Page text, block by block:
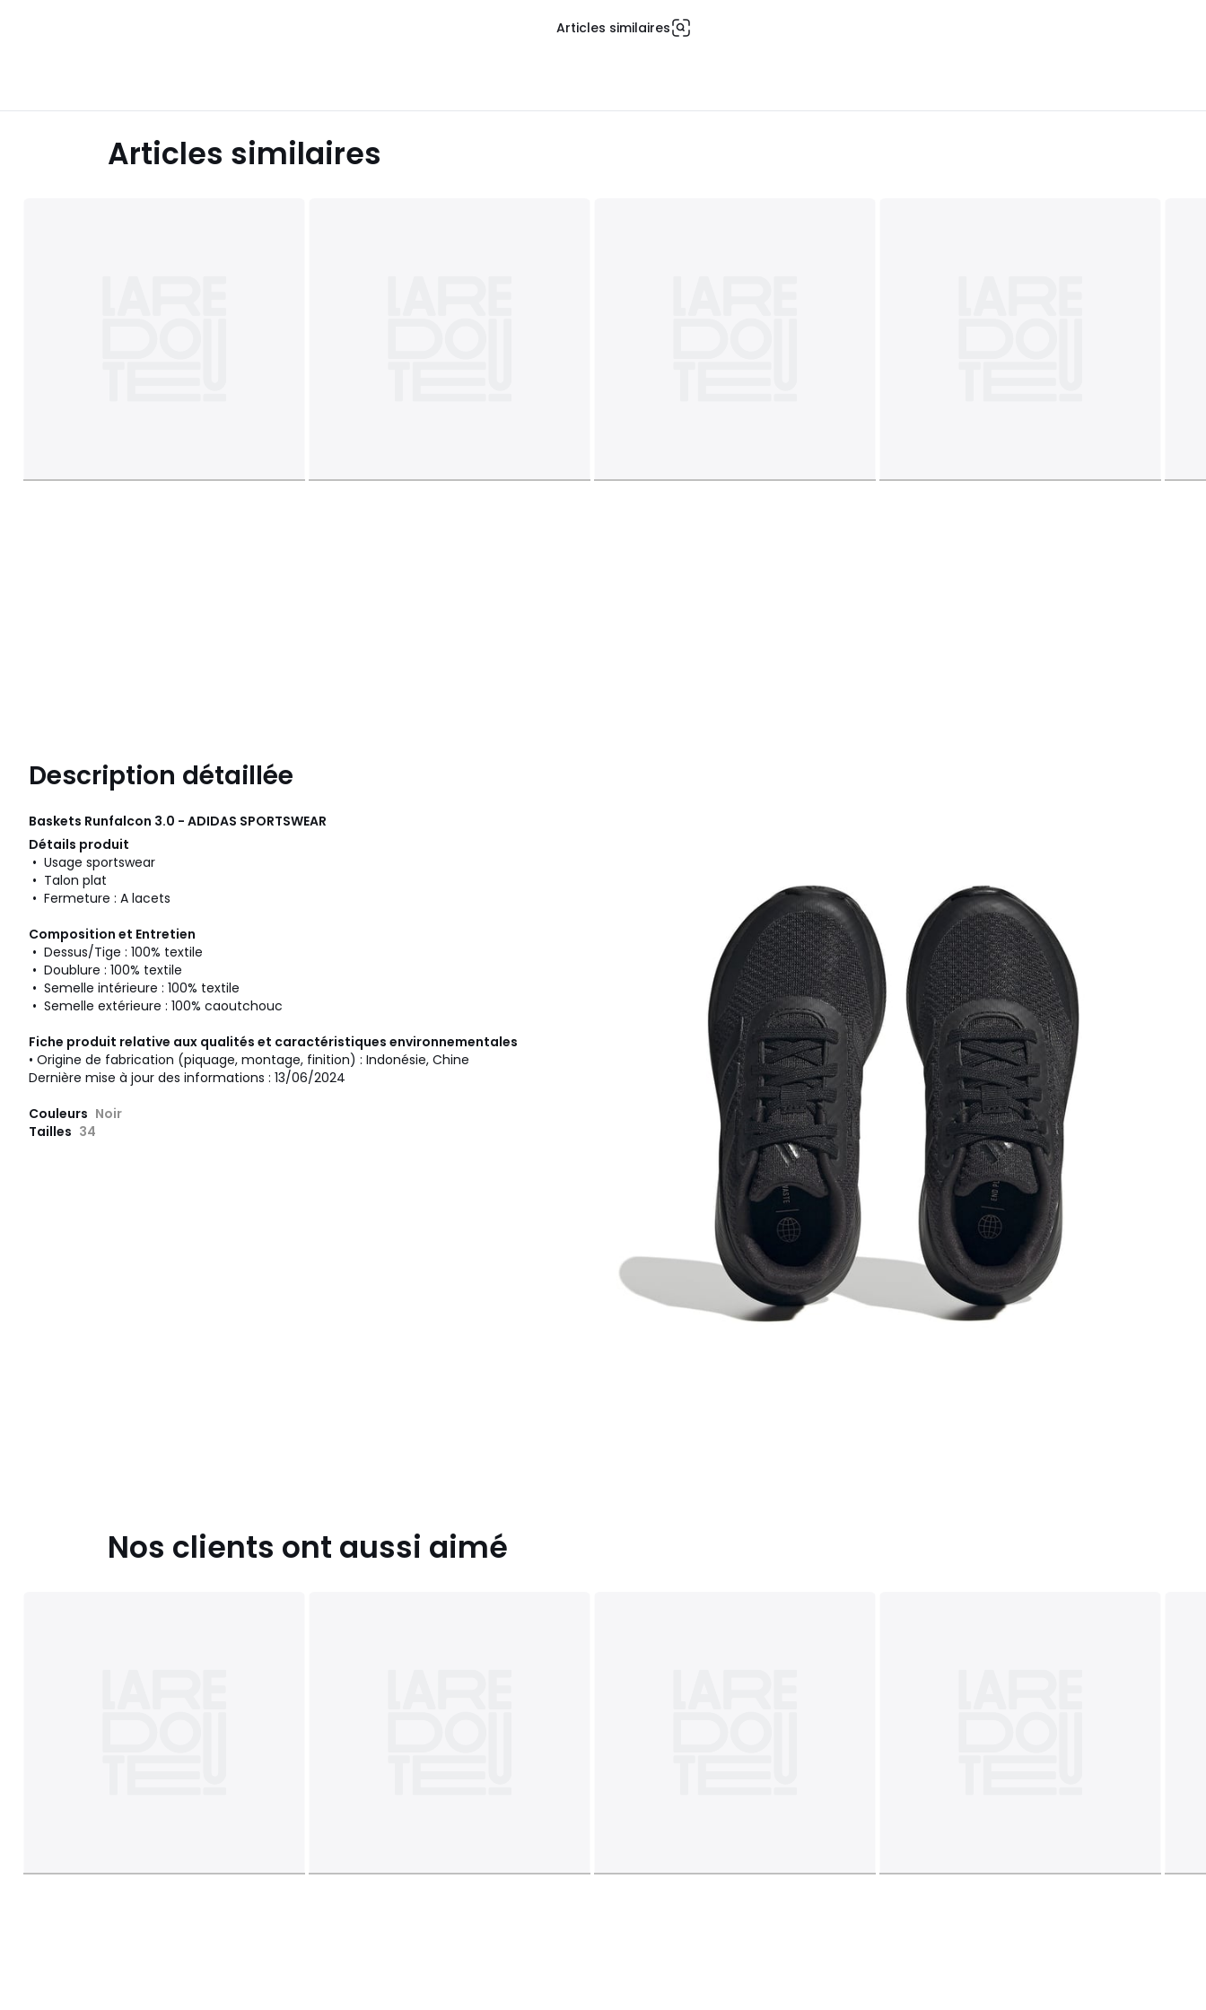
Articles similaires
Articles similaires
Description détaillée
Baskets Runfalcon 3.0 - ADIDAS SPORTSWEAR
Détails produit
• Usage sportswear
• Talon plat
• Fermeture : A lacets
Composition et Entretien
• Dessus/Tige : 100% textile
• Doublure : 100% textile
• Semelle intérieure : 100% textile
• Semelle extérieure : 100% caoutchouc
Fiche produit relative aux qualités et caractéristiques environnementales
• Origine de fabrication (piquage, montage, finition) : Indonésie, Chine
Dernière mise à jour des informations : 13/06/2024
Couleurs Noir
Tailles 34
Nos clients ont aussi aimé